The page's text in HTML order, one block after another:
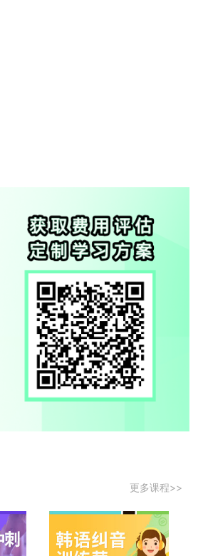
更多课程>>